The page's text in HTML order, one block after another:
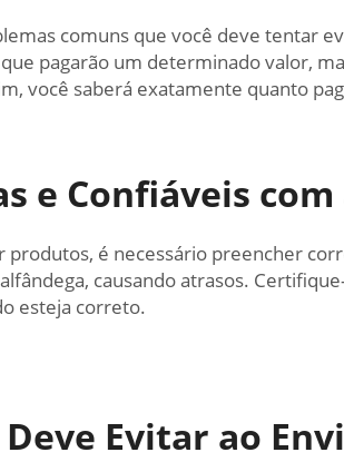
comuns que você deve tentar
pagarão um determinado valor,
você saberá exatamente quanto
e Confiáveis com
é necessário preencher
causando atrasos.
esteja correto.
Evitar ao